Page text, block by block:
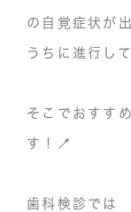
の自覚症状が
うちに進行し
そこでおすす
す！🪥
歯科検診では